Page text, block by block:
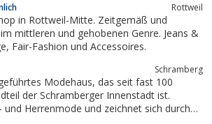
Rottweil
in Rottweil-Mitte. Zeitgemäß und
mittleren und gehobenen Genre. Jeans &
Freizeitmode, Anzüge, Fair-Fashion und Accessoires.
Schramberg
Modehaus, das seit fast 100
der Schramberger Innenstadt ist.
Herrenmode und zeichnet sich durch